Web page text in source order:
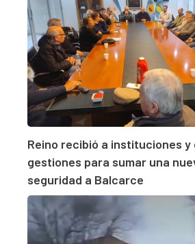
Reino recibió a instituciones
gestiones para sumar una
seguridad a Balcarce